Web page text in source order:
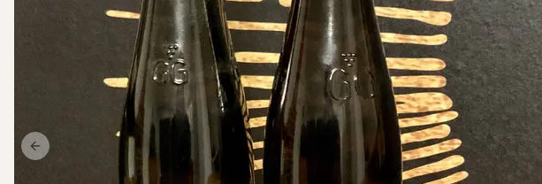
Previous slide